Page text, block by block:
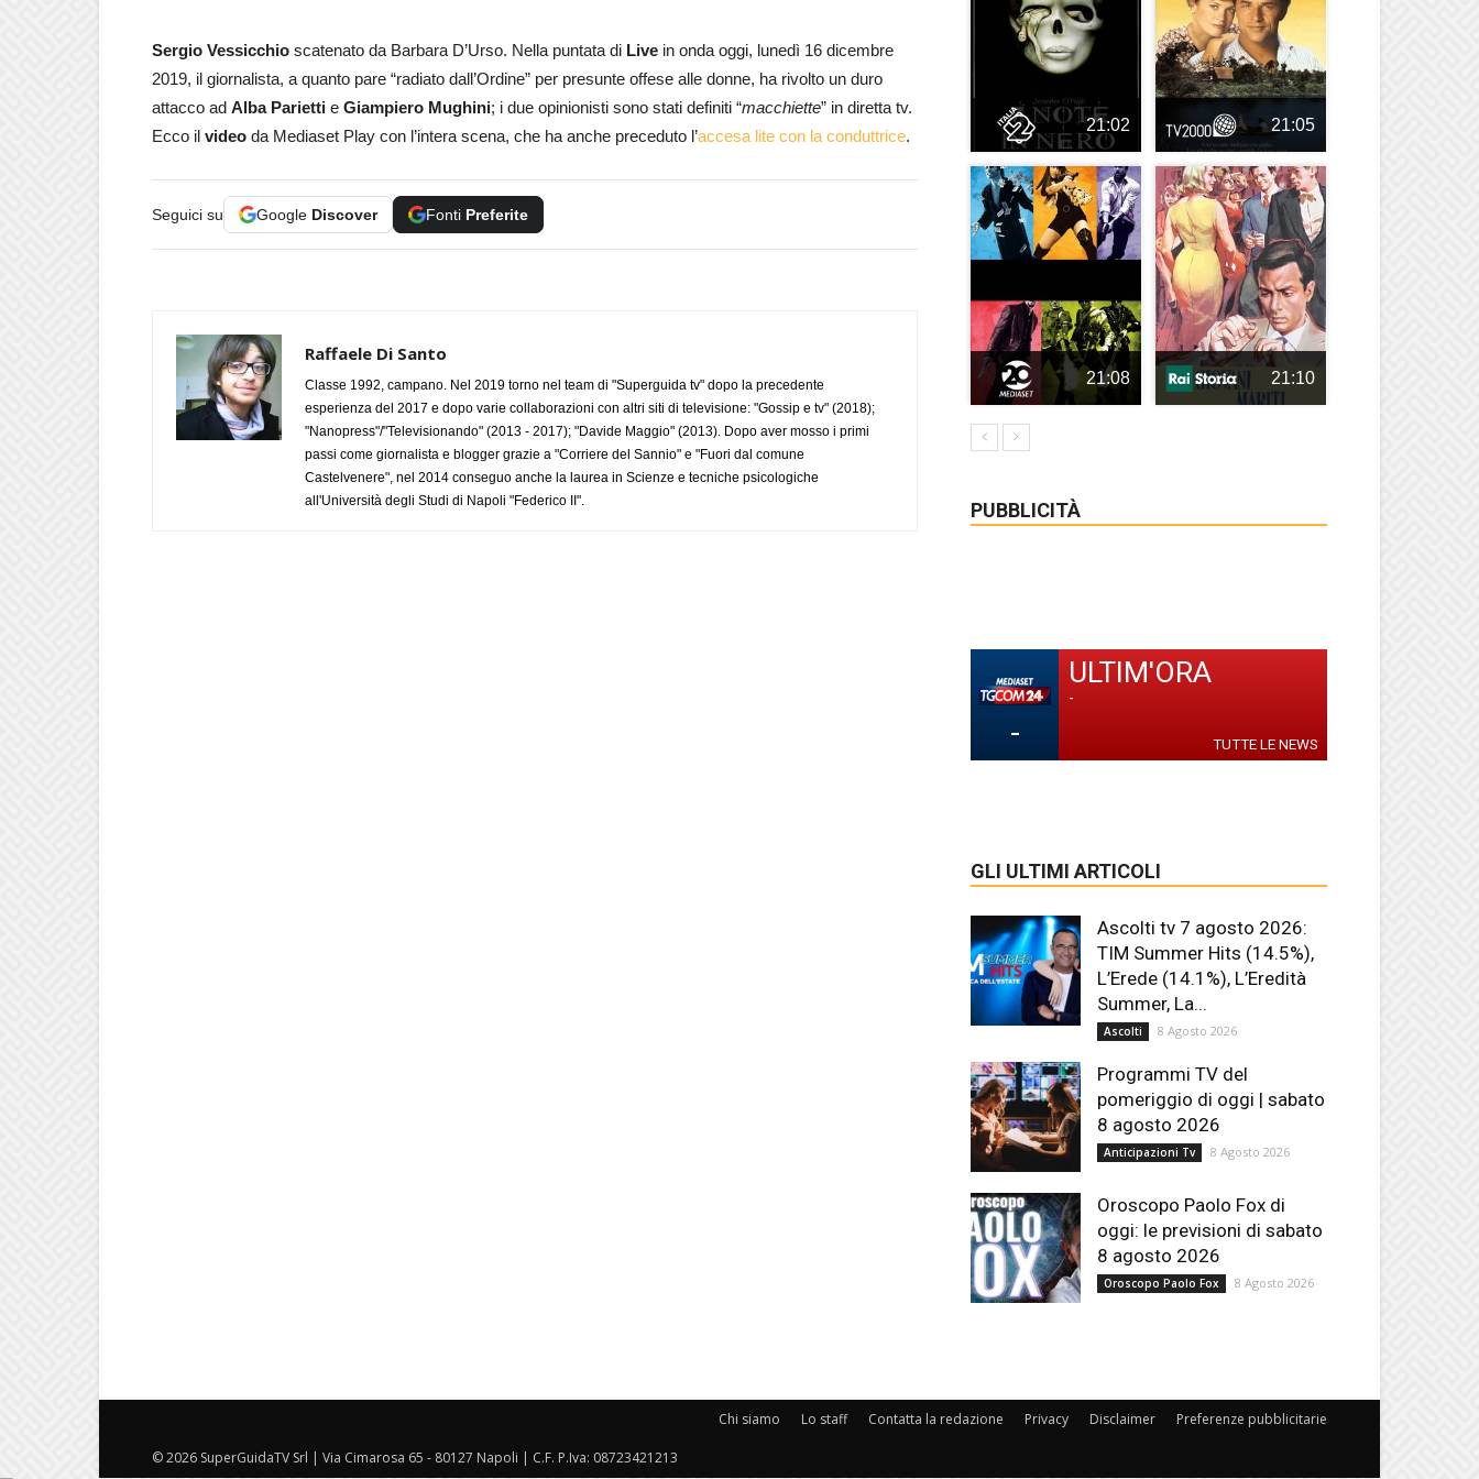
Sergio Vessicchio scatenato da Barbara D’Urso. Nella puntata di Live in onda oggi, lunedì 16 dicembre
2019, il giornalista, a quanto pare “radiato dall’Ordine” per presunte offese alle donne, ha rivolto un duro
attacco ad Alba Parietti e Giampiero Mughini; i due opinionisti sono stati definiti “macchiette” in diretta tv.
Ecco il video da Mediaset Play con l’intera scena, che ha anche preceduto l’accesa lite con la conduttrice.
Seguici su Google Discover Fonti Preferite
Raffaele Di Santo
Classe 1992, campano. Nel 2019 torno nel team di "Superguida tv" dopo la precedente
esperienza del 2017 e dopo varie collaborazioni con altri siti di televisione: "Gossip e tv" (2018);
"Nanopress"/"Televisionando" (2013 - 2017); "Davide Maggio" (2013). Dopo aver mosso i primi
passi come giornalista e blogger grazie a "Corriere del Sannio" e "Fuori dal comune
Castelvenere", nel 2014 conseguo anche la laurea in Scienze e tecniche psicologiche
all'Università degli Studi di Napoli "Federico II".
21:02 21:05
21:08 21:10
PUBBLICITÀ
-
ULTIM'ORA
-
TUTTE LE NEWS
GLI ULTIMI ARTICOLI
Ascolti tv 7 agosto 2026:
TIM Summer Hits (14.5%),
L’Erede (14.1%), L’Eredità
Summer, La...
Ascolti 8 Agosto 2026
Programmi TV del
pomeriggio di oggi | sabato
8 agosto 2026
Anticipazioni Tv 8 Agosto 2026
Oroscopo Paolo Fox di
oggi: le previsioni di sabato
8 agosto 2026
Oroscopo Paolo Fox 8 Agosto 2026
Chi siamo Lo staff Contatta la redazione Privacy Disclaimer Preferenze pubblicitarie
© 2026 SuperGuidaTV Srl | Via Cimarosa 65 - 80127 Napoli | C.F. P.Iva: 08723421213